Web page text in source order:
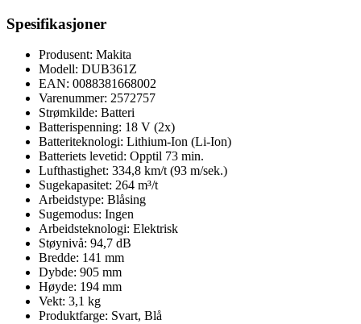
Spesifikasjoner
Produsent: Makita
Modell: DUB361Z
EAN: 0088381668002
Varenummer: 2572757
Strømkilde: Batteri
Batterispenning: 18 V (2x)
Batteriteknologi: Lithium-Ion (Li-Ion)
Batteriets levetid: Opptil 73 min.
Lufthastighet: 334,8 km/t (93 m/sek.)
Sugekapasitet: 264 m³/t
Arbeidstype: Blåsing
Sugemodus: Ingen
Arbeidsteknologi: Elektrisk
Støynivå: 94,7 dB
Bredde: 141 mm
Dybde: 905 mm
Høyde: 194 mm
Vekt: 3,1 kg
Produktfarge: Svart, Blå